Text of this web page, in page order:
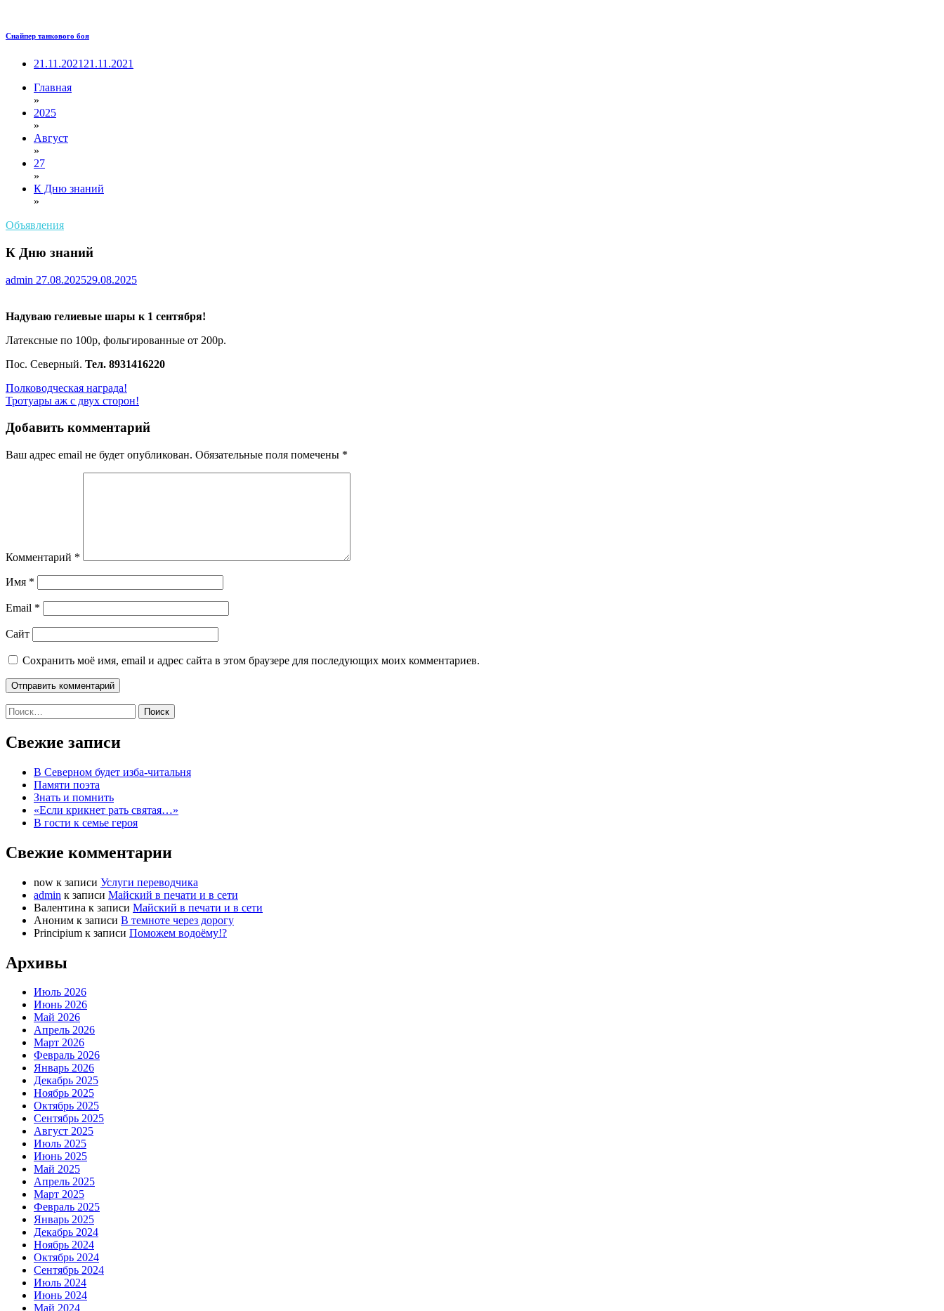
Снайпер танкового боя
21.11.2021 21.11.2021
Главная
»
2025
»
Август
»
27
»
К Дню знаний
»
Объявления
К Дню знаний
admin 27.08.202529.08.2025
Надуваю гелиевые шары к 1 сентября!
Латексные по 100р, фольгированные от 200р.
Пос. Северный. Тел. 8931416220
Навигация
по
записям
Полководческая награда!
Тротуары аж с двух сторон!
Добавить комментарий
Ваш адрес email не будет опубликован. Обязательные поля помечены *
Комментарий *
Имя *
Email *
Сайт
Сохранить моё имя, email и адрес сайта в этом браузере для последующих моих комментариев.
Найти:
Свежие записи
В Северном будет изба-читальня
Памяти поэта
Знать и помнить
«Если крикнет рать святая…»
В гости к семье героя
Свежие комментарии
now к записи Услуги переводчика
admin к записи Майский в печати и в сети
Валентина к записи Майский в печати и в сети
Аноним к записи В темноте через дорогу
Principium к записи Поможем водоёму!?
Архивы
Июль 2026
Июнь 2026
Май 2026
Апрель 2026
Март 2026
Февраль 2026
Январь 2026
Декабрь 2025
Ноябрь 2025
Октябрь 2025
Сентябрь 2025
Август 2025
Июль 2025
Июнь 2025
Май 2025
Апрель 2025
Март 2025
Февраль 2025
Январь 2025
Декабрь 2024
Ноябрь 2024
Октябрь 2024
Сентябрь 2024
Июль 2024
Июнь 2024
Май 2024